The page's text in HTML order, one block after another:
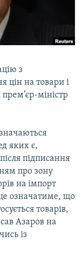
з
цін на товари і
міністр
яких є,
підписання
про зону
на імпорт
означатиме, що
товарів,
Азаров на
із